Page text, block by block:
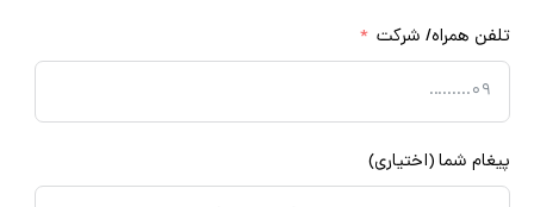
همراه/ شرکت
شما (اختیاری)